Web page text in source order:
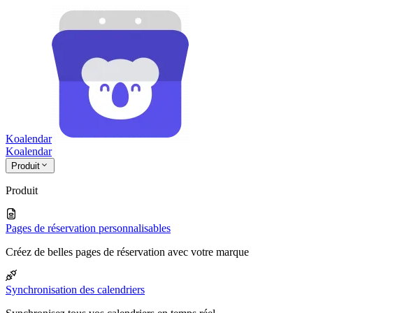
Koalendar
Koalendar
Produit
Produit
Pages de réservation personnalisables
Créez de belles pages de réservation avec votre marque
Synchronisation des calendriers